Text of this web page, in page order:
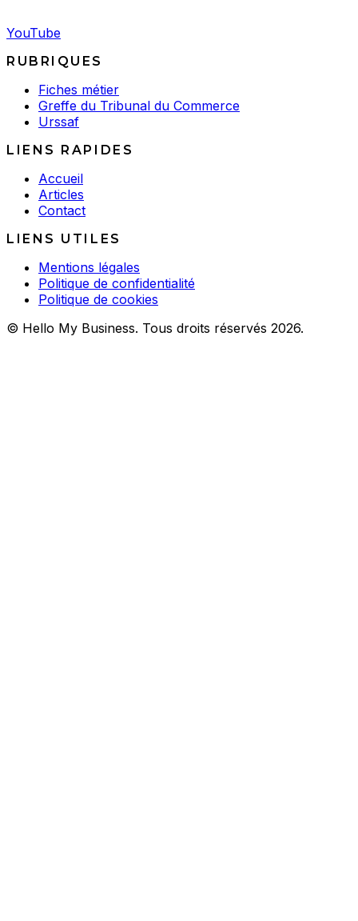
YouTube
RUBRIQUES
Fiches métier
Greffe du Tribunal du Commerce
Urssaf
LIENS RAPIDES
Accueil
Articles
Contact
LIENS UTILES
Mentions légales
Politique de confidentialité
Politique de cookies
© Hello My Business. Tous droits réservés 2026.